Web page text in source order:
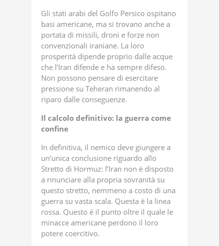
Gli stati arabi del Golfo Persico ospitano
basi americane, ma si trovano anche a
portata di missili, droni e forze non
convenzionali iraniane. La loro
prosperità dipende proprio dalle acque
che l’Iran difende e ha sempre difeso.
Non possono pensare di esercitare
pressione su Teheran rimanendo al
riparo dalle conseguenze.
Il calcolo definitivo: la guerra come
confine
In definitiva, il nemico deve giungere a
un’unica conclusione riguardo allo
Stretto di Hormuz: l’Iran non è disposto
a rinunciare alla propria sovranità su
questo stretto, nemmeno a costo di una
guerra su vasta scala. Questa è la linea
rossa. Questo è il punto oltre il quale le
minacce americane perdono il loro
potere coercitivo.